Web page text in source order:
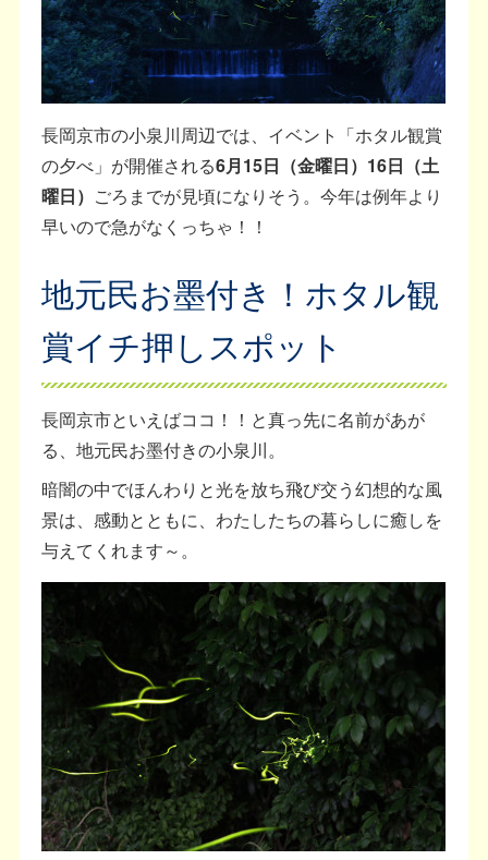
長岡京市の小泉川周辺では、イベント「ホタル観賞
の夕べ」が開催される6月15日（金曜日）16日（土
曜日） ごろまでが見頃になりそう。今年は例年より
早いので急がなくっちゃ！！
地元民お墨付き！ホタル観
賞イチ押しスポット
長岡京市といえばココ！！と真っ先に名前があが
る、地元民お墨付きの小泉川。
暗闇の中でほんわりと光を放ち飛び交う幻想的な風
景は、感動とともに、わたしたちの暮らしに癒しを
与えてくれます～。